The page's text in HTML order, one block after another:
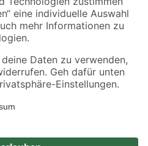
Die dargestellten Angebote sind unter
Die angegebenen Verfügbarkeiten beziehen
nicht für Artikel mit Speditionsversand, hier